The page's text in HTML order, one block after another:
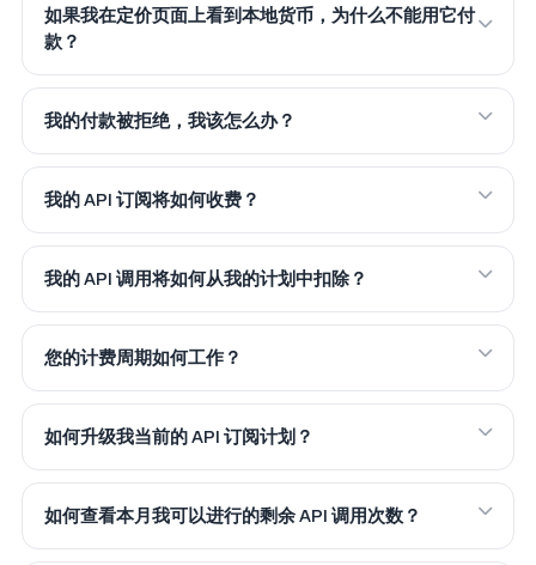
如果我在定价页面上看到本地货币，为什么不能用它付
款？
我的付款被拒绝，我该怎么办？
我的 API 订阅将如何收费？
我的 API 调用将如何从我的计划中扣除？
您的计费周期如何工作？
如何升级我当前的 API 订阅计划？
如何查看本月我可以进行的剩余 API 调用次数？